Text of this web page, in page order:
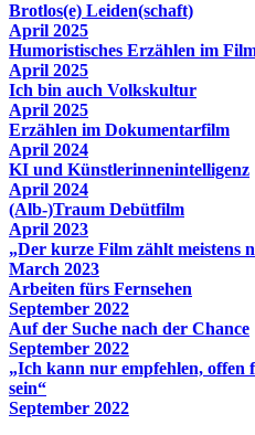
Brotlos(e) Leiden(schaft)
April 2025
Humoristisches Erzählen im
April 2025
Ich bin auch Volkskultur
April 2025
Erzählen im Dokumentarfilm
April 2024
KI und Künstlerinnenintelligenz
April 2024
(Alb-)Traum Debütfilm
April 2023
„Der kurze Film zählt meistens
March 2023
Arbeiten fürs Fernsehen
September 2022
Auf der Suche nach der Chance
September 2022
„Ich kann nur empfehlen, offen
sein“
September 2022